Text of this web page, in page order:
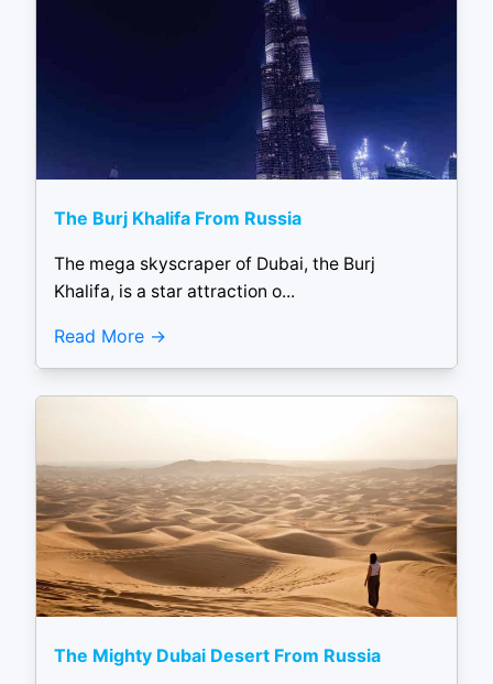
The Burj Khalifa From Russia
The mega skyscraper of Dubai, the Burj
Khalifa, is a star attraction o...
Read More
The Mighty Dubai Desert From Russia